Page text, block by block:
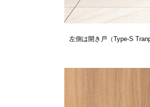
左側は開き戸（Type-S